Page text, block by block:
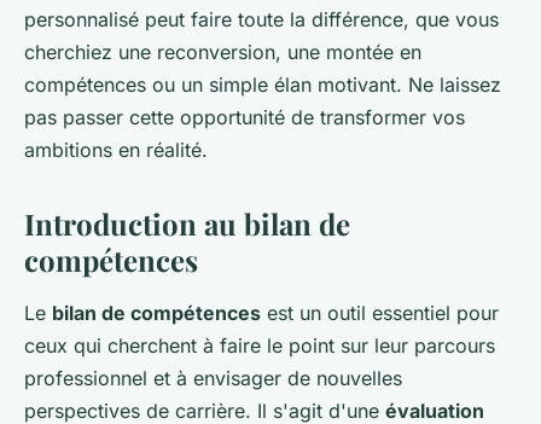
personnalisé peut faire toute la différence, que vous
cherchiez une reconversion, une montée en
compétences ou un simple élan motivant. Ne laissez
pas passer cette opportunité de transformer vos
ambitions en réalité.
Introduction au bilan de
compétences
Le bilan de compétences est un outil essentiel pour
ceux qui cherchent à faire le point sur leur parcours
professionnel et à envisager de nouvelles
perspectives de carrière. Il s'agit d'une évaluation